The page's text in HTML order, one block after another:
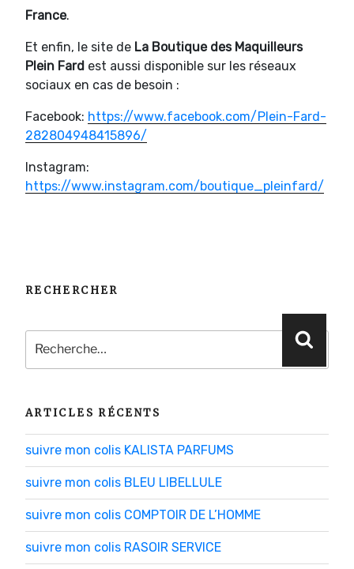
France.
Et enfin, le site de La Boutique des Maquilleurs
Plein Fard est aussi disponible sur les réseaux
sociaux en cas de besoin :
Facebook: https://www.facebook.com/Plein-Fard-
282804948415896/
Instagram:
https://www.instagram.com/boutique_pleinfard/
RECHERCHER
Recherche
pour
:
ARTICLES RÉCENTS
suivre mon colis KALISTA PARFUMS
suivre mon colis BLEU LIBELLULE
suivre mon colis COMPTOIR DE L’HOMME
suivre mon colis RASOIR SERVICE